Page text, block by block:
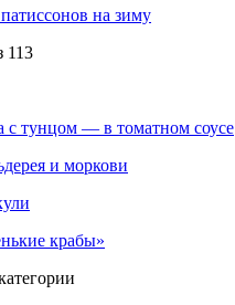
на зиму
113
с тунцом — в томатном соусе
и моркови
крабы»